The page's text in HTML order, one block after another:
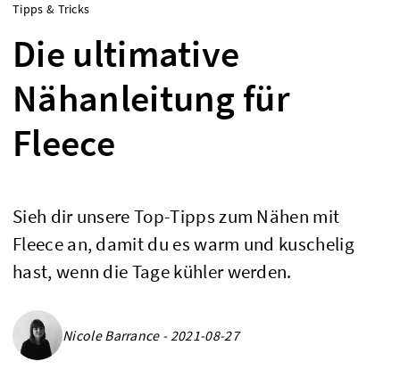
Tipps & Tricks
Die ultimative
Nähanleitung für
Fleece
Sieh dir unsere Top-Tipps zum Nähen mit
Fleece an, damit du es warm und kuschelig
hast, wenn die Tage kühler werden.
Nicole Barrance - 2021-08-27